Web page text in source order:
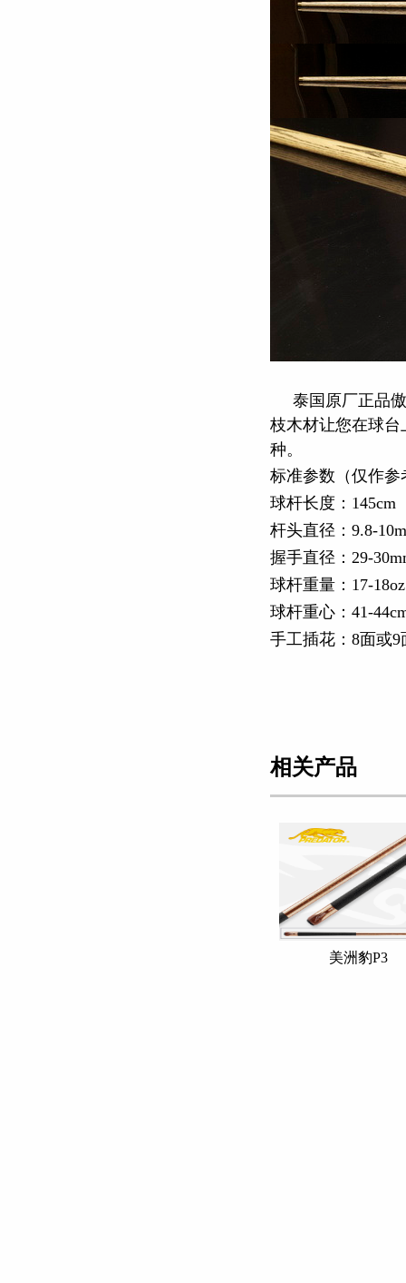
泰国原厂正品
枝木材让您在球
种。
标准参数（仅作
球杆长度：145cm
杆头直径：9.8-
握手直径：29-
球杆重量：17-18oz
球杆重心：41-
手工插花：8面或
相关产品
美洲豹P3